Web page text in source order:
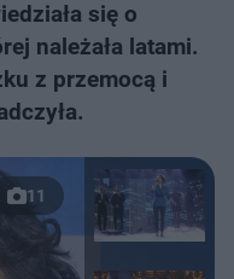
się o
należała latami.
z przemocą i
11